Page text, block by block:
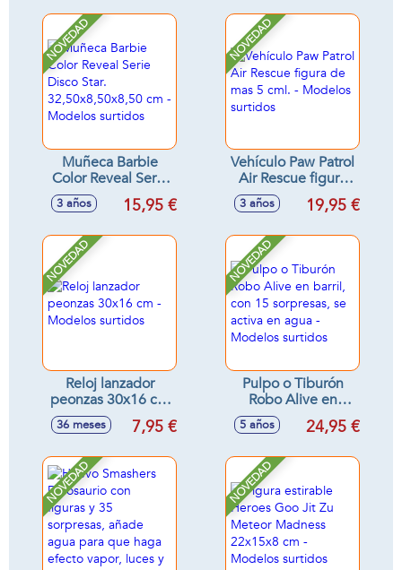
NOVEDAD
Muñeca Barbie
Color Reveal Serie
Disco Star.
32,50x8,50x8,50
surtidos
3 años 15,95 €
NOVEDAD
Vehículo Paw Patrol
Air Rescue figura
de mas 5 cml. -
Modelos surtidos
3 años 19,95 €
NOVEDAD
Reloj lanzador
peonzas 30x16 cm
- Modelos surtidos
36 meses 7,95 €
NOVEDAD
Pulpo o Tiburón
Robo Alive en
barril, con 15
sorpresas, se activa
surtidos
5 años 24,95 €
NOVEDAD NOVEDAD